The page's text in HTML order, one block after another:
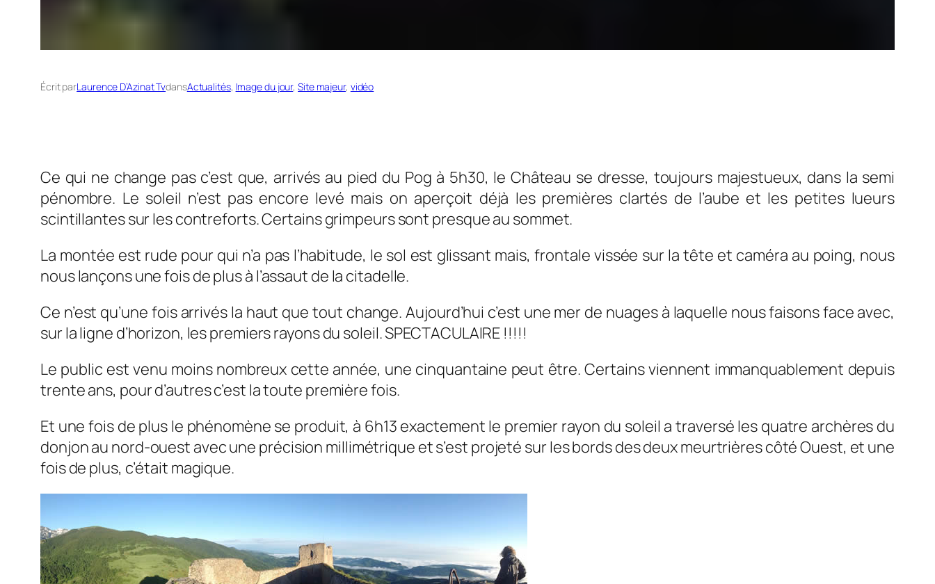
Écrit parLaurence D’Azinat TvdansActualités, Image du jour, Site majeur, vidéo
Ce qui ne change pas c’est que, arrivés au pied du Pog à 5h30, le Château se dresse, toujours majestueux, dans la semi
pénombre. Le soleil n’est pas encore levé mais on aperçoit déjà les premières clartés de l’aube et les petites lueurs
scintillantes sur les contreforts. Certains grimpeurs sont presque au sommet.
La montée est rude pour qui n’a pas l’habitude, le sol est glissant mais, frontale vissée sur la tête et caméra au poing, nous
nous lançons une fois de plus à l’assaut de la citadelle.
Ce n’est qu’une fois arrivés la haut que tout change. Aujourd’hui c’est une mer de nuages à laquelle nous faisons face avec,
sur la ligne d’horizon, les premiers rayons du soleil. SPECTACULAIRE !!!!!
Le public est venu moins nombreux cette année, une cinquantaine peut être. Certains viennent immanquablement depuis
trente ans, pour d’autres c’est la toute première fois.
Et une fois de plus le phénomène se produit, à 6h13 exactement le premier rayon du soleil a traversé les quatre archères du
donjon au nord-ouest avec une précision millimétrique et s’est projeté sur les bords des deux meurtrières côté Ouest, et une
fois de plus, c’était magique.